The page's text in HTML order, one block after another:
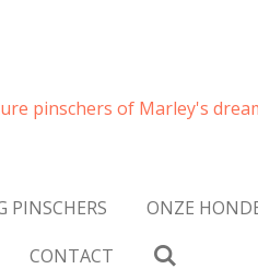
pinschers of Marley's
PINSCHERS ONZE
CONTACT